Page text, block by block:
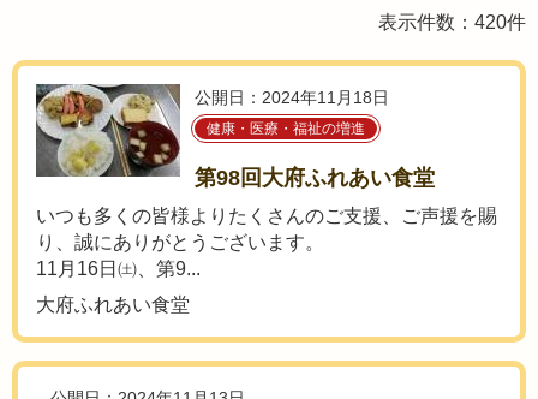
表示件数：420件
公開日：2024年11月18日
健康・医療・福祉の増進
第98回大府ふれあい食堂
いつも多くの皆様よりたくさんのご支援、ご声援を賜
り、誠にありがとうございます。
11月16日㈯、第9...
大府ふれあい食堂